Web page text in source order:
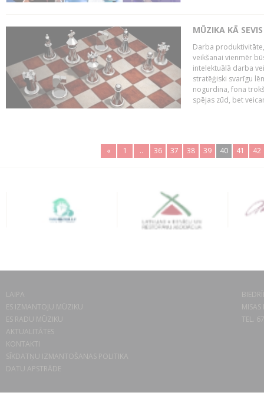
MŪZIKA KĀ
Darba
veikšanai vienmēr
intelektuālā darba
stratēģiski svarīgu
nogurdina, fona
spējas zūd, bet
« 1 .. 36 37 38 39 40 41 42
LAIPA
ES IZMANTOJU MŪZIKU
ES RADU MŪZIKU
AKTUALITĀTES
KONTAKTI
SĪKDATŅU IZMANTOŠANAS POLITIKA
DATU APSTRĀDE
TEL.